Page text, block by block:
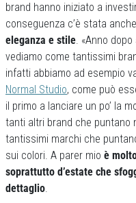
brand hanno iniziato a
conseguenza c’è stata
eleganza e stile. «Anno
vediamo come tantissimi
infatti abbiamo ad esempio
Normal Studio, come può
il primo a lanciare un po’ la
tanti altri brand che puntano
tantissimi marchi che
sui colori. A parer mio è
soprattutto d’estate che
dettaglio.